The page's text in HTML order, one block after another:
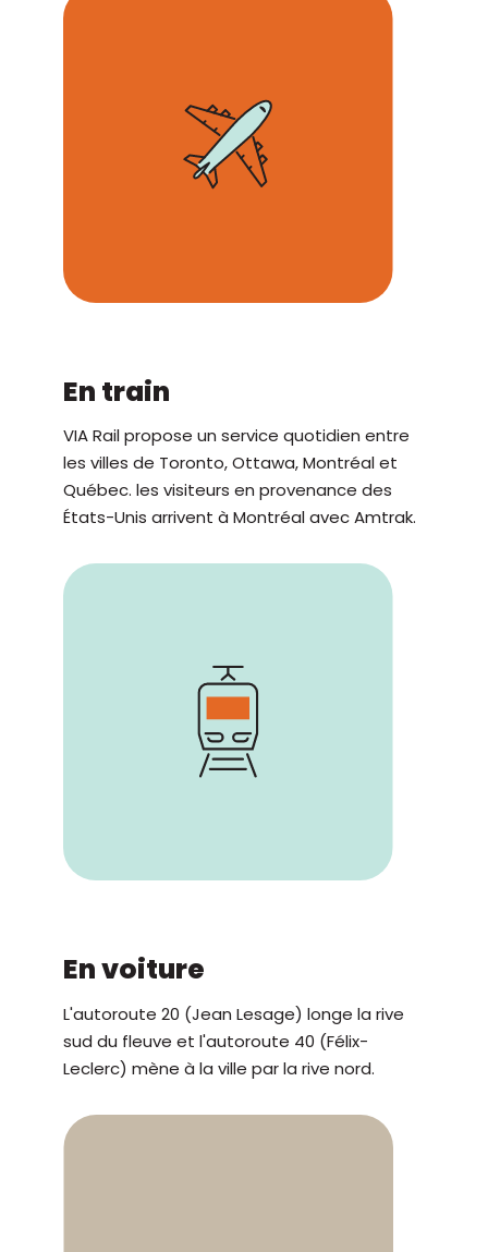
En train
VIA Rail propose un service quotidien entre
les villes de Toronto, Ottawa, Montréal et
Québec. les visiteurs en provenance des
États-Unis arrivent à Montréal avec Amtrak.
En voiture
L'autoroute 20 (Jean Lesage) longe la rive
sud du fleuve et l'autoroute 40 (Félix-
Leclerc) mène à la ville par la rive nord.